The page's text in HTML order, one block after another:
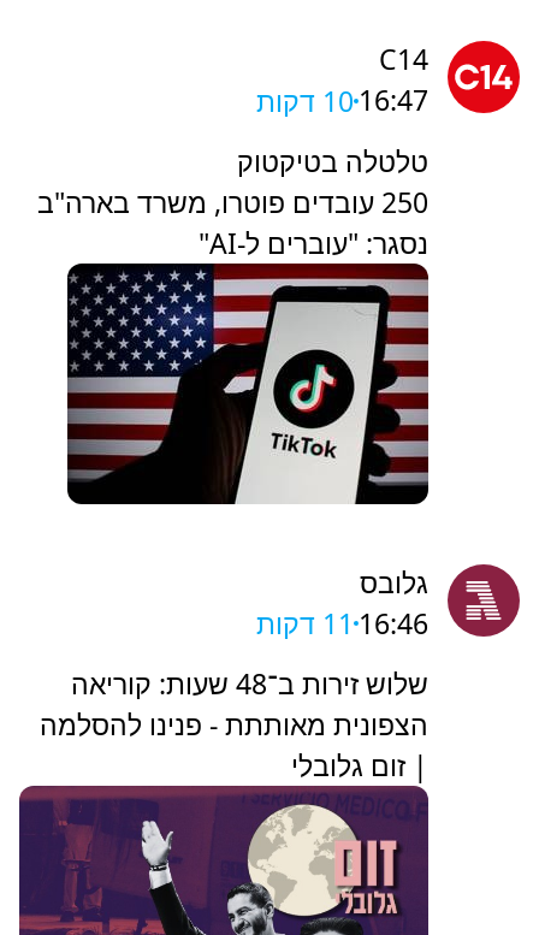
C14
16:47 10 דקות
טלטלה בטיקטוק
250 עובדים פוטרו, משרד בארה"ב
נסגר: "עוברים ל-AI"
גלובס
16:46 11 דקות
שלוש זירות ב־48 שעות: קוריאה
הצפונית מאותתת - פנינו להסלמה
| זום גלובלי